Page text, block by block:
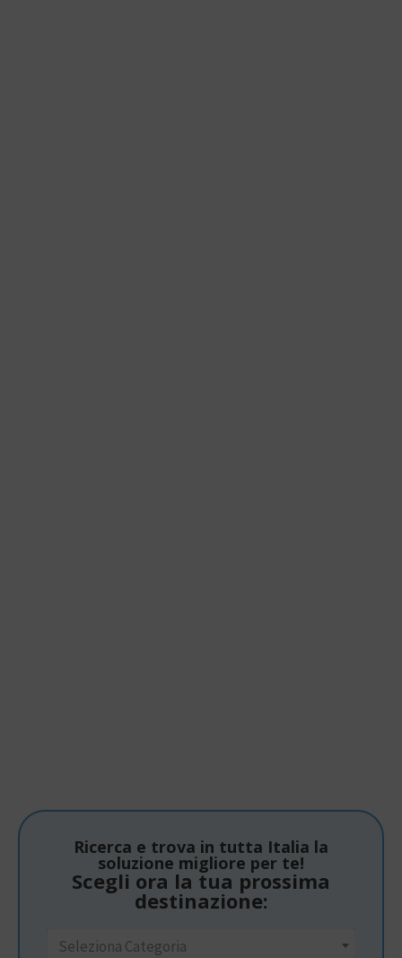
Ricerca e trova in tutta Italia la
soluzione migliore per te!
Scegli ora la tua prossima
destinazione:
Seleziona Categoria